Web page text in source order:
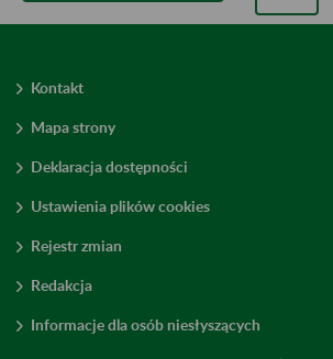
Kontakt
Mapa strony
Deklaracja dostępności
Ustawienia plików cookies
Rejestr zmian
Redakcja
Informacje dla osób niesłyszących